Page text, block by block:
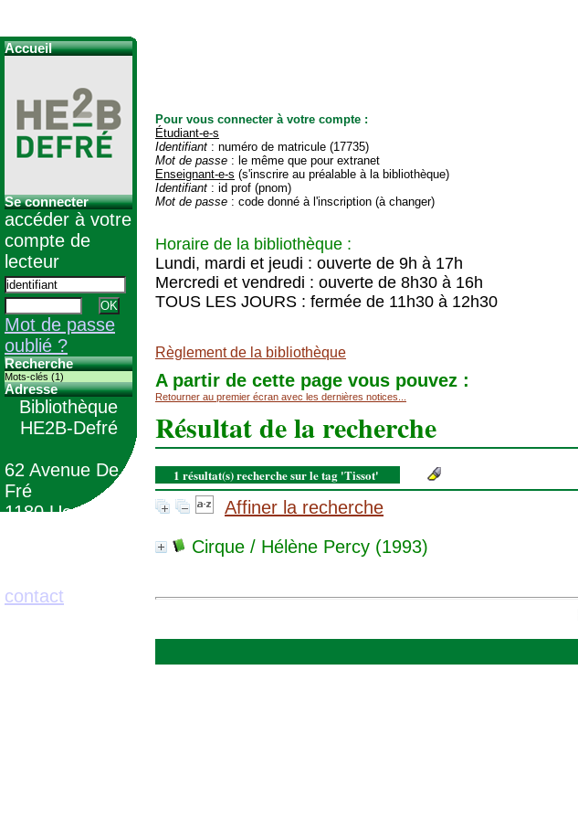
Pour vous connecter à votre compte :
Étudiant-e-s
Identifiant : numéro de matricule (17735)
Mot de passe : le même que pour extranet
Enseignant-e-s (s'inscrire au préalable à la bibliothèque)
Identifiant : id prof (pnom)
Mot de passe : code donné à l'inscription (à changer)
Horaire de la bibliothèque :
Lundi, mardi et jeudi : ouverte de 9h à 17h
Mercredi et vendredi : ouverte de 8h30 à 16h
TOUS LES JOURS : fermée de 11h30 à 12h30
Règlement de la bibliothèque
A partir de cette page vous pouvez :
Retourner au premier écran avec les dernières notices...
Résultat de la recherche
1 résultat(s) recherche sur le tag 'Tissot'
Affiner la recherche
Cirque / Hélène Percy (1993)
Accueil
Se connecter
accéder à votre
compte de
lecteur
Mot de passe
oublié ?
Recherche
Mots-clés (1)
Adresse
Bibliothèque
HE2B-Defré
62 Avenue De
Fré
1180 Uccle
contact